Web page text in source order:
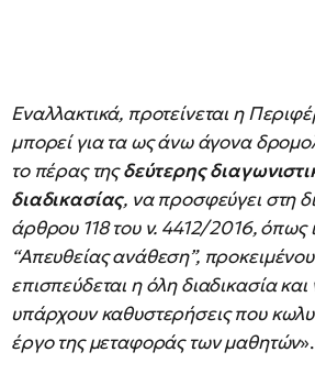
Εναλλακτικά, προτείνεται η
μπορεί για τα ως άνω άγονα
το πέρας τηςδεύτερης
διαδικασίας, να προσφεύγει στη
άρθρου 118 του ν. 4412/2016, όπως
“Απευθείας ανάθεση”,
επισπεύδεται η όλη διαδικασία
υπάρχουν καθυστερήσεις που
έργο της μεταφοράς των μαθητών».